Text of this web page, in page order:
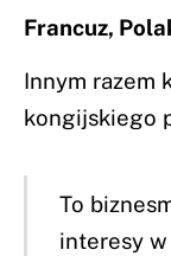
Francuz,
Innym razem
kongijskiego
To
interesy